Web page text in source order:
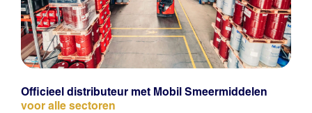
Officieel distributeur met Mobil Smeermiddelen
voor alle sectoren